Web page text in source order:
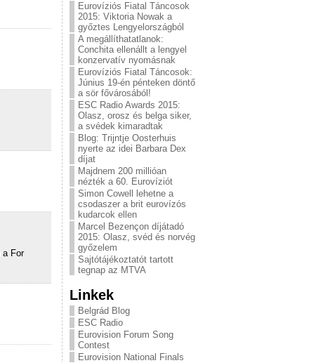
a For
Eurovíziós Fiatal Táncosok
2015: Viktoria Nowak a
győztes Lengyelországból
A megállíthatatlanok:
Conchita ellenállt a lengyel
konzervatív nyomásnak
Eurovíziós Fiatal Táncosok:
Június 19-én pénteken döntő
a sör fővárosából!
ESC Radio Awards 2015:
Olasz, orosz és belga siker,
a svédek kimaradtak
Blog: Trijntje Oosterhuis
nyerte az idei Barbara Dex
díjat
Majdnem 200 millióan
nézték a 60. Eurovíziót
Simon Cowell lehetne a
csodaszer a brit eurovízós
kudarcok ellen
Marcel Bezençon díjátadó
2015: Olasz, svéd és norvég
győzelem
Sajtótájékoztatót tartott
tegnap az MTVA
Linkek
Belgrád Blog
ESC Radio
Eurovision Forum Song
Contest
Eurovision National Finals